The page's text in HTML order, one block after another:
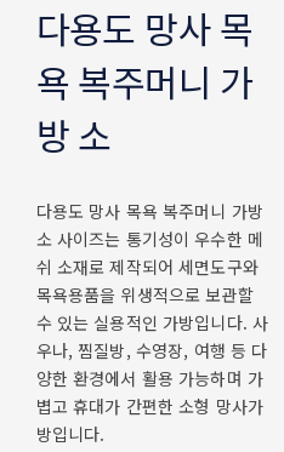
다용도 망사 목
욕 복주머니 가
방 소
다용도 망사 목욕 복주머니 가방
소 사이즈는 통기성이 우수한 메
쉬 소재로 제작되어 세면도구와
목욕용품을 위생적으로 보관할
수 있는 실용적인 가방입니다. 사
우나, 찜질방, 수영장, 여행 등 다
양한 환경에서 활용 가능하며 가
볍고 휴대가 간편한 소형 망사가
방입니다.